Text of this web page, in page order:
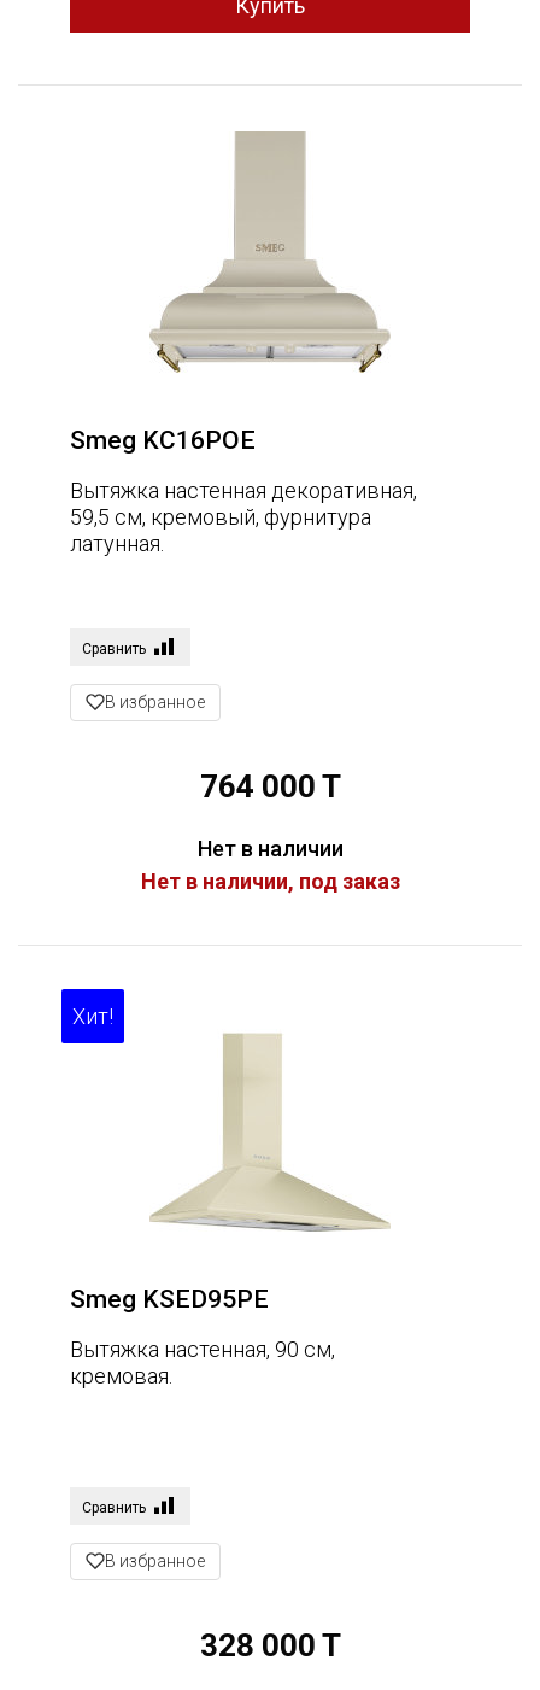
Smeg KC16POE
Вытяжка настенная декоративная,
59,5 см, кремовый, фурнитура
латунная.
Сравнить
В избранное
764 000 T
Нет в наличии
Нет в наличии, под заказ
Smeg KSED95PE
Вытяжка настенная, 90 см,
кремовая.
Сравнить
В избранное
328 000 T
Хит!